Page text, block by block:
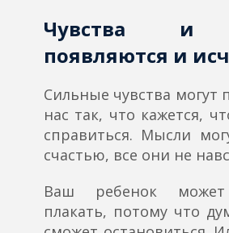
Чувства и
появляются и
Сильные чувства могут
нас так, что кажется,
справиться. Мысли
счастью, все они не
Ваш ребенок может
плакать, потому что